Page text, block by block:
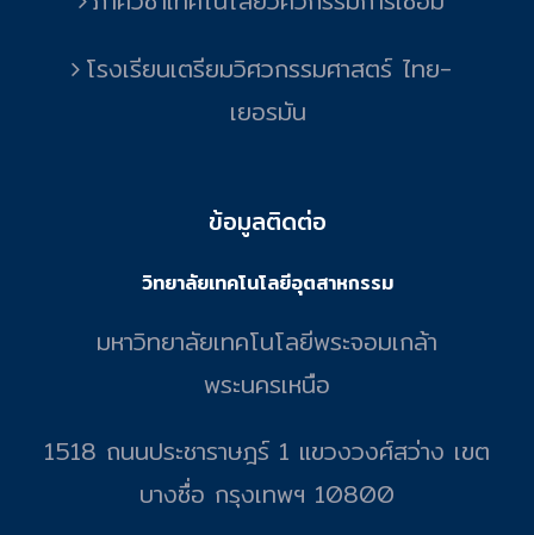
โรงเรียนเตรียมวิศวกรรมศาสตร์ ไทย-
เยอรมัน
ข้อมูลติดต่อ
วิทยาลัยเทคโนโลยีอุตสาหกรรม
มหาวิทยาลัยเทคโนโลยีพระจอมเกล้า
พระนครเหนือ
1518 ถนนประชาราษฎร์ 1 แขวงวงศ์สว่าง เขต
บางซื่อ กรุงเทพฯ 10800